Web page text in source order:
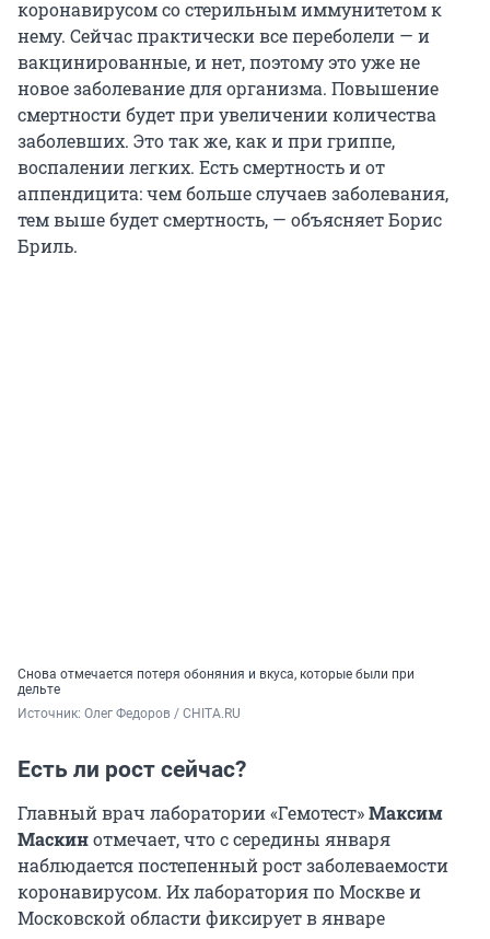
коронавирусом со стерильным иммунитетом к
нему. Сейчас практически все переболели — и
вакцинированные, и нет, поэтому это уже не
новое заболевание для организма. Повышение
смертности будет при увеличении количества
заболевших. Это так же, как и при гриппе,
воспалении легких. Есть смертность и от
аппендицита: чем больше случаев заболевания,
тем выше будет смертность, — объясняет Борис
Бриль.
Cнова отмечается потеря обоняния и вкуса, которые были при
дельте
Источник: Олег Федоров / CHITA.RU
Есть ли рост сейчас?
Главный врач лаборатории «Гемотест»Максим
Маскинотмечает, что с середины января
наблюдается постепенный рост заболеваемости
коронавирусом. Их лаборатория по Москве и
Московской области фиксирует в январе